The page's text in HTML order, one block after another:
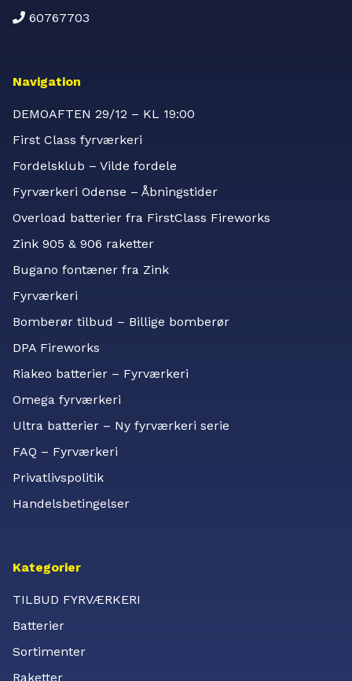
60767703
Navigation
DEMOAFTEN 29/12 – KL 19:00
First Class fyrværkeri
Fordelsklub – Vilde fordele
Fyrværkeri Odense – Åbningstider
Overload batterier fra FirstClass Fireworks
Zink 905 & 906 raketter
Bugano fontæner fra Zink
Fyrværkeri
Bomberør tilbud – Billige bomberør
DPA Fireworks
Riakeo batterier – Fyrværkeri
Omega fyrværkeri
Ultra batterier – Ny fyrværkeri serie
FAQ – Fyrværkeri
Privatlivspolitik
Handelsbetingelser
Kategorier
TILBUD FYRVÆRKERI
Batterier
Sortimenter
Raketter